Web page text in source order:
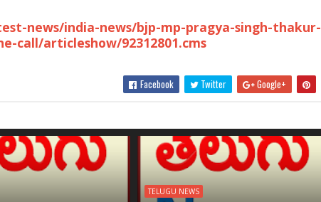
news/india-news/bjp-mp-pragya-singh-thakur-
call/articleshow/92312801.cms
Facebook Twitter Google+
TELUGU NEWS